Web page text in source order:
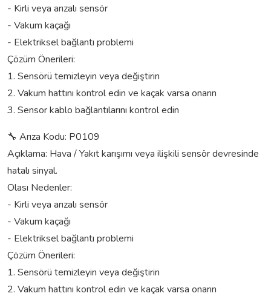
- Kirli veya arızalı sensör
- Vakum kaçağı
- Elektriksel bağlantı problemi
Çözüm Önerileri:
1. Sensörü temizleyin veya değiştirin
2. Vakum hattını kontrol edin ve kaçak varsa onarın
3. Sensor kablo bağlantılarını kontrol edin
🔧 Arıza Kodu: P0109
Açıklama: Hava / Yakıt karışımı veya ilişkili sensör devresinde
hatalı sinyal.
Olası Nedenler:
- Kirli veya arızalı sensör
- Vakum kaçağı
- Elektriksel bağlantı problemi
Çözüm Önerileri:
1. Sensörü temizleyin veya değiştirin
2. Vakum hattını kontrol edin ve kaçak varsa onarın